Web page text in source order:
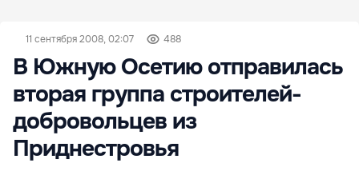
11 сентября 2008, 02:07 488
В Южную Осетию отправилась
вторая группа строителей-
добровольцев из
Приднестровья